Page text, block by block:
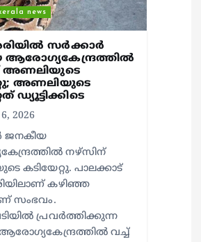
kerala news
സര്‍ക്കാര്‍
ആരോഗ്യകേന്ദ്രത്തില്‍
അണലിയുടെ
അണലിയുടെ
ഡ്യൂട്ടിക്കിടെ
2026
ജനകീയ
നഴ്സിന്
കടിയേറ്റു. പാലക്കാട്
കഴിഞ്ഞ
സംഭവം.
പ്രവര്‍ത്തിക്കുന്ന
വച്ച്